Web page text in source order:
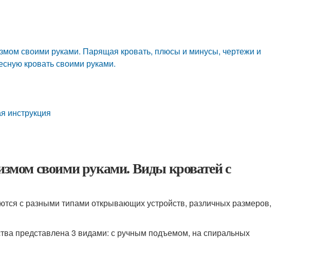
своими руками. Парящая кровать, плюсы и минусы, чертежи и
кровать своими руками.
инструкция
своими руками. Виды кроватей с
с разными типами открывающих устройств, различных размеров,
представлена 3 видами: с ручным подъемом, на спиральных